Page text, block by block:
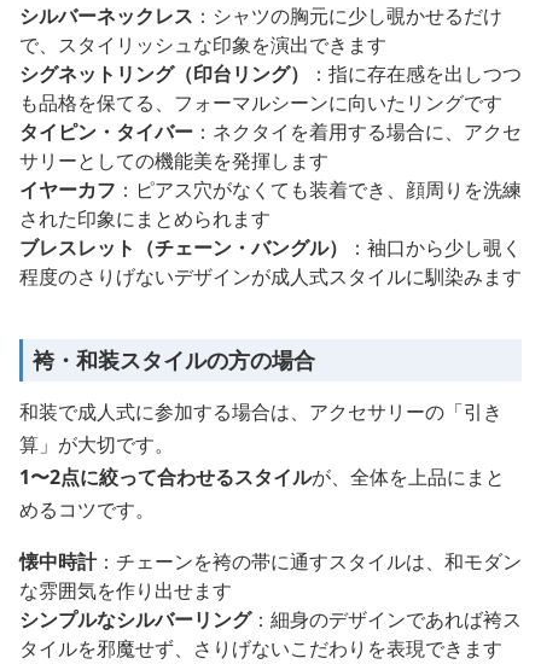
シルバーネックレス ：シャツの胸元に少し覗かせるだけ
で、スタイリッシュな印象を演出できます
シグネットリング（印台リング）
：指に存在感を出しつつ
も品格を保てる、フォーマルシーンに向いたリングです
タイピン・タイバー ：ネクタイを着用する場合に、アクセ
サリーとしての機能美を発揮します
イヤーカフ ：ピアス穴がなくても装着でき、顔周りを洗練
された印象にまとめられます
ブレスレット（チェーン・バングル）
：袖口から少し覗く
程度のさりげないデザインが成人式スタイルに馴染みます
袴・和装スタイルの方の場合
和装で成人式に参加する場合は、アクセサリーの「引き
算」が大切です。
1〜2点に絞って合わせるスタイルが、全体を上品にまと
めるコツです。
懐中時計：チェーンを袴の帯に通すスタイルは、和モダン
な雰囲気を作り出せます
シンプルなシルバーリング：細身のデザインであれば袴ス
タイルを邪魔せず、さりげないこだわりを表現できます